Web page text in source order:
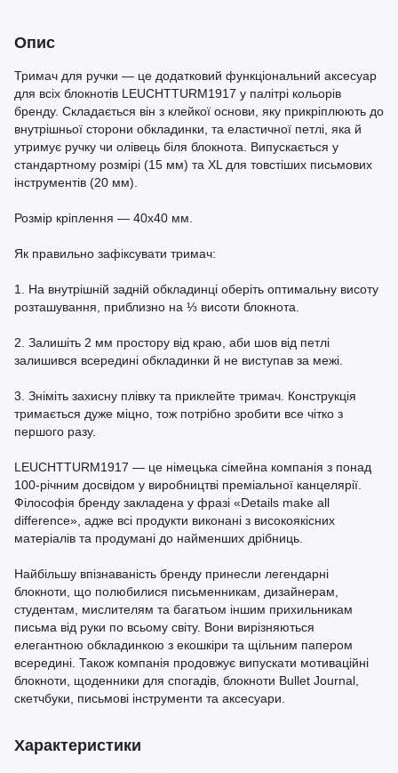
Опис
Тримач для ручки — це додатковий функціональний аксесуар
для всіх блокнотів LEUCHTTURM1917 у палітрі кольорів
бренду. Складається він з клейкої основи, яку прикріплюють до
внутрішньої сторони обкладинки, та еластичної петлі, яка й
утримує ручку чи олівець біля блокнота. Випускається у
стандартному розмірі (15 мм) та XL для товстіших письмових
інструментів (20 мм).
Розмір кріплення — 40x40 мм.
Як правильно зафіксувати тримач:
1. На внутрішній задній обкладинці оберіть оптимальну висоту
розташування, приблизно на ⅓ висоти блокнота.
2. Залишіть 2 мм простору від краю, аби шов від петлі
залишився всередині обкладинки й не виступав за межі.
3. Зніміть захисну плівку та приклейте тримач. Конструкція
тримається дуже міцно, тож потрібно зробити все чітко з
першого разу.
LEUCHTTURM1917 — це німецька сімейна компанія з понад
100-річним досвідом у виробництві преміальної канцелярії.
Філософія бренду закладена у фразі «Details make all
difference», адже всі продукти виконані з високоякісних
матеріалів та продумані до найменших дрібниць.
Найбільшу впізнаваність бренду принесли легендарні
блокноти, що полюбилися письменникам, дизайнерам,
студентам, мислителям та багатьом іншим прихильникам
письма від руки по всьому світу. Вони вирізняються
елегантною обкладинкою з екошкіри та щільним папером
всередині. Також компанія продовжує випускати мотиваційні
блокноти, щоденники для спогадів, блокноти Bullet Journal,
скетчбуки, письмові інструменти та аксесуари.
Характеристики